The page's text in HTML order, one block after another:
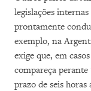
legislações
prontamente
exemplo, na
exige que, em
compareça
prazo de seis horas